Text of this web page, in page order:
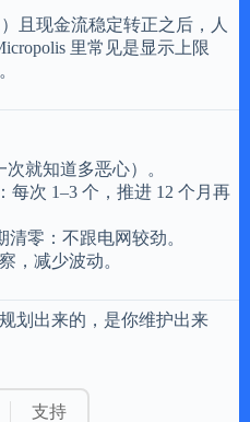
且现金流稳定转正之后，人
里常见是显示上限
就知道多恶心）。
每次 1–3 个，推进 12 个月再
清零：不跟电网较劲。
，减少波动。
划出来的，是你维护出来
支持